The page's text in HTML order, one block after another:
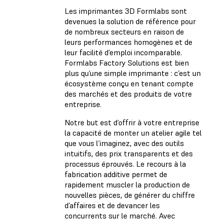
Les imprimantes 3D Formlabs sont
devenues la solution de référence pour
de nombreux secteurs en raison de
leurs performances homogènes et de
leur facilité d’emploi incomparable.
Formlabs Factory Solutions est bien
plus qu’une simple imprimante : c’est un
écosystème conçu en tenant compte
des marchés et des produits de votre
entreprise.
Notre but est d’offrir à votre entreprise
la capacité de monter un atelier agile tel
que vous l’imaginez, avec des outils
intuitifs, des prix transparents et des
processus éprouvés. Le recours à la
fabrication additive permet de
rapidement muscler la production de
nouvelles pièces, de générer du chiffre
d’affaires et de devancer les
concurrents sur le marché. Avec